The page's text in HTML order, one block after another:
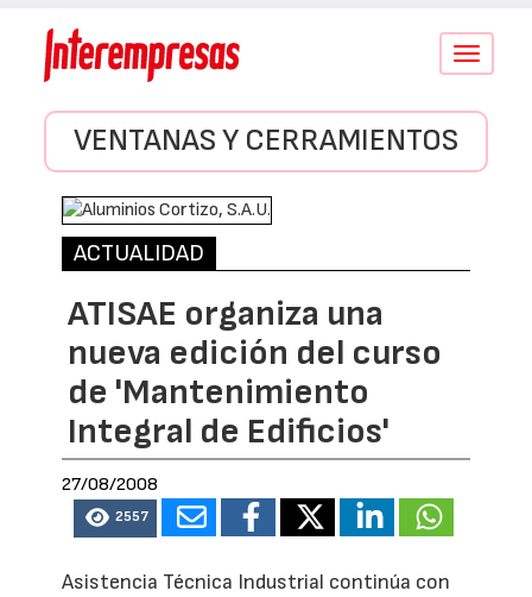
Conmutar
VENTANAS Y CERRAMIENTOS
ACTUALIDAD
ATISAE organiza una
nueva edición del curso
de 'Mantenimiento
Integral de Edificios'
27/08/2008
2557
Asistencia Técnica Industrial continúa con